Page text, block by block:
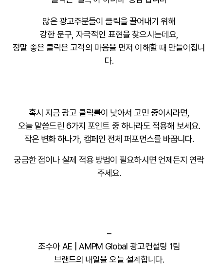
많은 광고주분들이 클릭을 끌어내기 위해
강한 문구, 자극적인 표현을 찾으시는데요,
정말 좋은 클릭은 고객의 마음을 먼저 이해할 때 만들어집니
다.
혹시 지금 광고 클릭률이 낮아서 고민 중이시라면,
오늘 말씀드린 6가지 포인트 중 하나라도 적용해 보세요.
작은 변화 하나가, 캠페인 전체 퍼포먼스를 바꿉니다.
궁금한 점이나 실제 적용 방법이 필요하시면 언제든지 연락
주세요.
–
조수아 AE | AMPM Global 광고컨설팅 1팀
브랜드의 내일을 오늘 설계합니다.